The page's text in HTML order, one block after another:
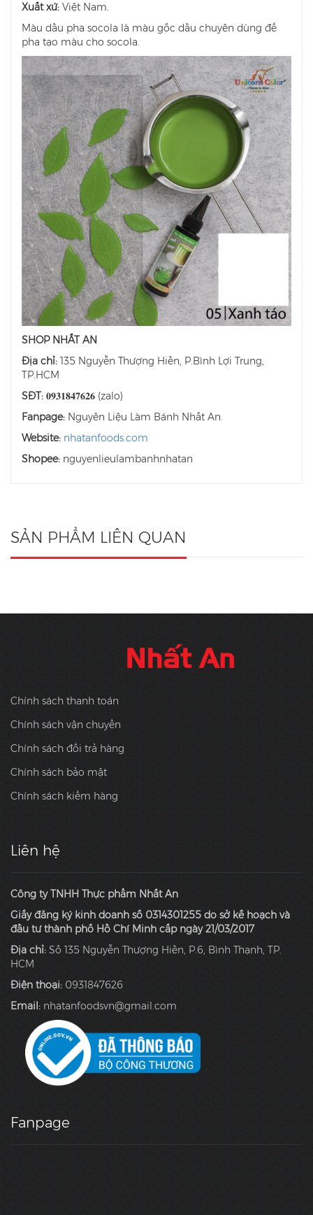
Xuất xứ: Việt Nam.
Màu dầu pha socola là màu gốc dầu chuyên dùng để
pha tạo màu cho socola.
SHOP NHẤT AN
Địa chỉ: 135 Nguyễn Thượng Hiền, P.Bình Lợi Trung,
TP.HCM
SĐT: 𝟎𝟗𝟑𝟏𝟖𝟒𝟕𝟔𝟐𝟔 (zalo)
Fanpage: Nguyên Liệu Làm Bánh Nhất An.
Website: nhatanfoods.com
Shopee: nguyenlieulambanhnhatan
SẢN PHẨM LIÊN QUAN
Chính sách thanh toán
Chính sách vận chuyển
Chính sách đổi trả hàng
Chính sách bảo mật
Chính sách kiểm hàng
Liên hệ
Công ty TNHH Thực phẩm Nhất An
Giấy đăng ký kinh doanh số 0314301255 do sở kế hoạch và
đầu tư thành phố Hồ Chí Minh cấp ngày 21/03/2017
Địa chỉ: Số 135 Nguyễn Thượng Hiền, P.6, Bình Thạnh, TP.
HCM
Điện thoại: 0931847626
Email: nhatanfoodsvn@gmail.com
Fanpage